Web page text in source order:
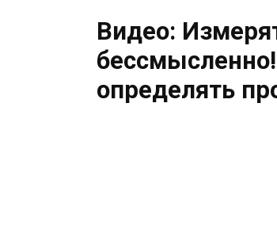
Видео:
определять